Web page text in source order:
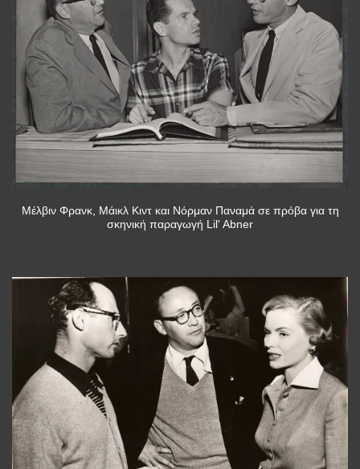
Μέλβιν Φρανκ, Μάικλ Κιντ και Νόρμαν Παναμά σε πρόβα για τη
σκηνική παραγωγή Lil' Abner